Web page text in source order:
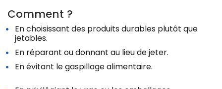
Comment ?
En choisissant des produits durables plutôt que
jetables.
En réparant ou donnant au lieu de jeter.
En évitant le gaspillage alimentaire.